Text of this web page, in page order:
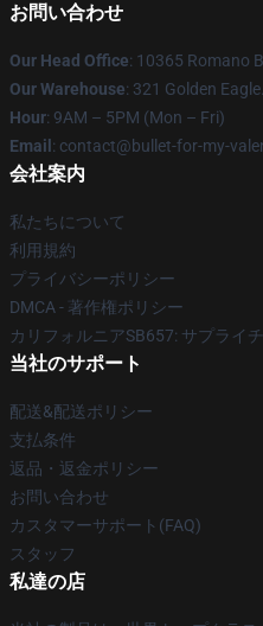
お問い合わせ
Our Head Office: 10365 Romano
Our Warehouse: 321 Golden
Hour: 9AM – 5PM (Mon – Fri)
Email : contact@bullet-for-my-
会社案内
私たちについて
利用規約
プライバシーポリシー
DMCA - 著作権ポリシー
カリフォルニアSB657: サプライ
当社のサポート
配送&配送ポリシー
支払条件
返品・返金ポリシー
お問い合わせ
カスタマーサポート(FAQ)
スタッフ
私達の店